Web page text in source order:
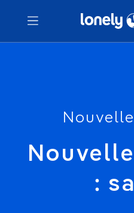
Menu
: